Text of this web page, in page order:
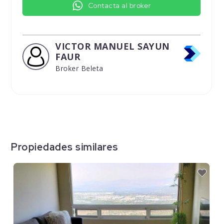
Contacta al broker
VICTOR MANUEL SAYUN
FAUR
Broker Beleta
Propiedades similares